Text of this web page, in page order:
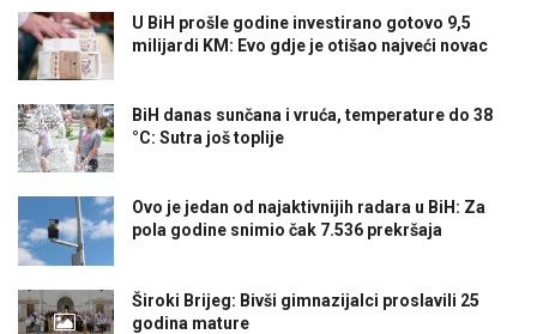
U BiH prošle godine investirano gotovo 9,5
milijardi KM: Evo gdje je otišao najveći novac
BiH danas sunčana i vruća, temperature do 38
°C: Sutra još toplije
Ovo je jedan od najaktivnijih radara u BiH: Za
pola godine snimio čak 7.536 prekršaja
Široki Brijeg: Bivši gimnazijalci proslavili 25
godina mature